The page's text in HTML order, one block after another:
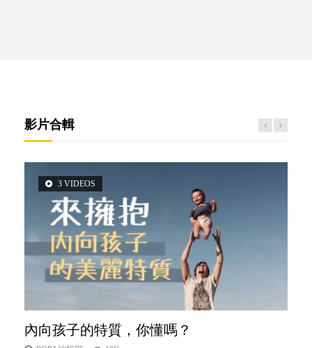
影片合輯
3 VIDEOS
內向孩子的特質，你懂嗎？
5 VIDEOS
夫妻必看！經營婚姻，沒捷徑
2 VIDEOS
想孩子學好外語，點做好？
6 VIDEOS
愛孩子也別忘了愛自己，父母如何關顧自
14 VIDEOS
新手父母不用怕